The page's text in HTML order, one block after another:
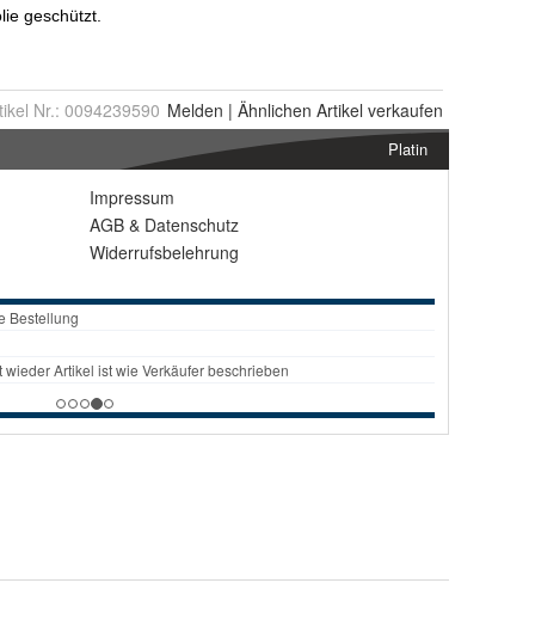
Nr.: 0094239590 Melden | Ähnlichen Artikel verkaufen
Platin
Impressum
AGB & Datenschutz
Widerrufsbelehrung